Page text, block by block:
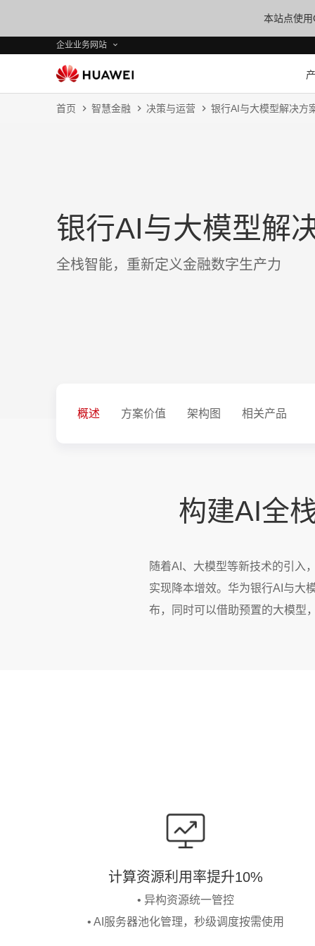
本站点使
企业业务网站
首页 智慧金融 决策与运营 银行AI与大模型解决方
银行AI与大模型解
全栈智能，重新定义金融数字生产力
概述 方案价值 架构图 相关产品
构建AI全
随着AI、大模型等新技术的引入
实现降本增效。华为银行AI与大
布，同时可以借助预置的大模型
计算资源利用率提升10%
• 异构资源统一管控
• AI服务器池化管理，秒级调度按需使用